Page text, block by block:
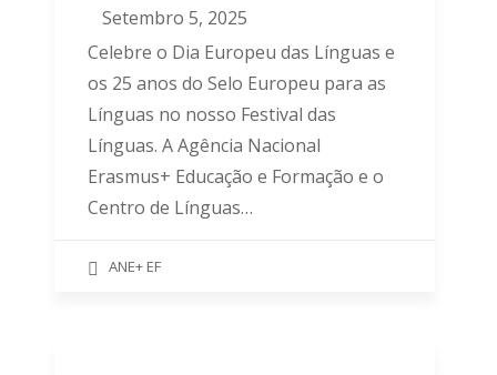
Setembro 5, 2025
Celebre o Dia Europeu das Línguas e
os 25 anos do Selo Europeu para as
Línguas no nosso Festival das
Línguas. A Agência Nacional
Erasmus+ Educação e Formação e o
Centro de Línguas…
ANE+ EF